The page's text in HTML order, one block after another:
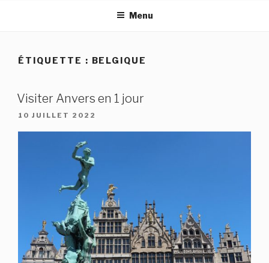
Menu
ÉTIQUETTE : BELGIQUE
Visiter Anvers en 1 jour
PUBLIÉ
10 JUILLET 2022